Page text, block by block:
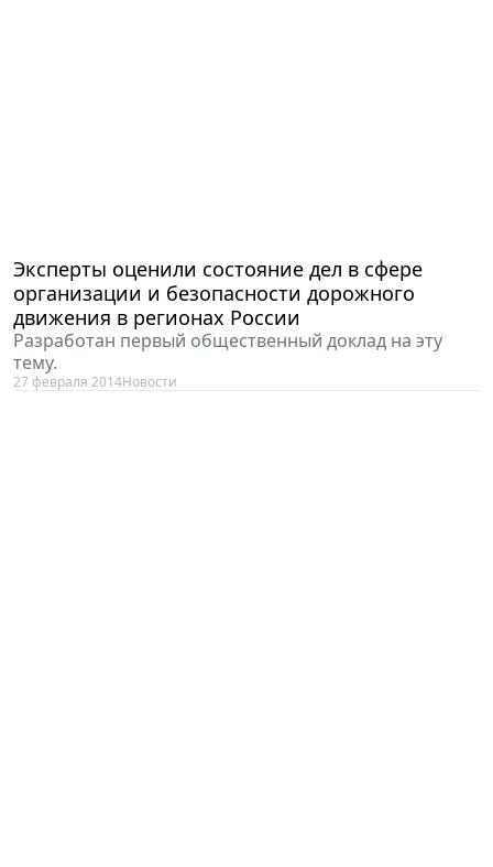
Эксперты оценили состояние дел в сфере
организации и безопасности дорожного
движения в регионах России
Разработан первый общественный доклад на эту
тему.
27 февраля 2014Новости